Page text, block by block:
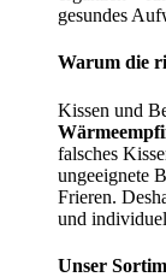
gesundes
Warum die
Kissen und
falsches
ungeeignete
Frieren.
und
Unser